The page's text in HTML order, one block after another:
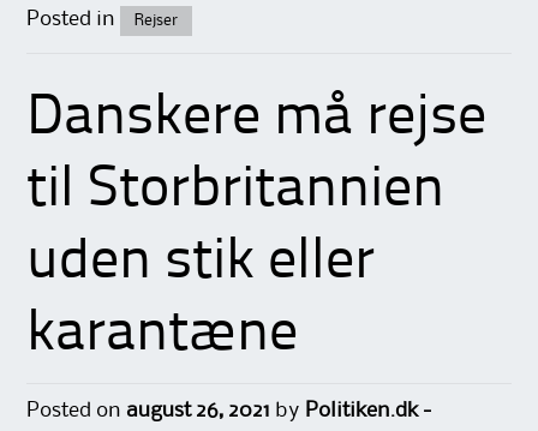
Posted in Rejser
Danskere må rejse
til Storbritannien
uden stik eller
karantæne
Posted on august 26, 2021 by Politiken.dk -